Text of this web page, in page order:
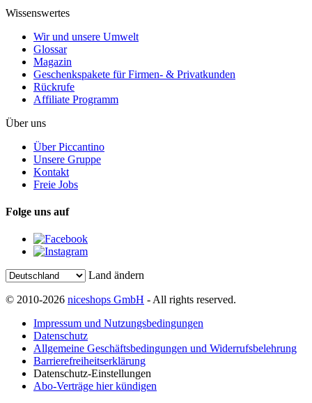
Wissenswertes
Wir und unsere Umwelt
Glossar
Magazin
Geschenkspakete für Firmen- & Privatkunden
Rückrufe
Affiliate Programm
Über uns
Über Piccantino
Unsere Gruppe
Kontakt
Freie Jobs
Folge uns auf
Land ändern
© 2010-2026 niceshops GmbH - All rights reserved.
Impressum und Nutzungsbedingungen
Datenschutz
Allgemeine Geschäftsbedingungen und Widerrufsbelehrung
Barrierefreiheitserklärung
Datenschutz-Einstellungen
Abo-Verträge hier kündigen